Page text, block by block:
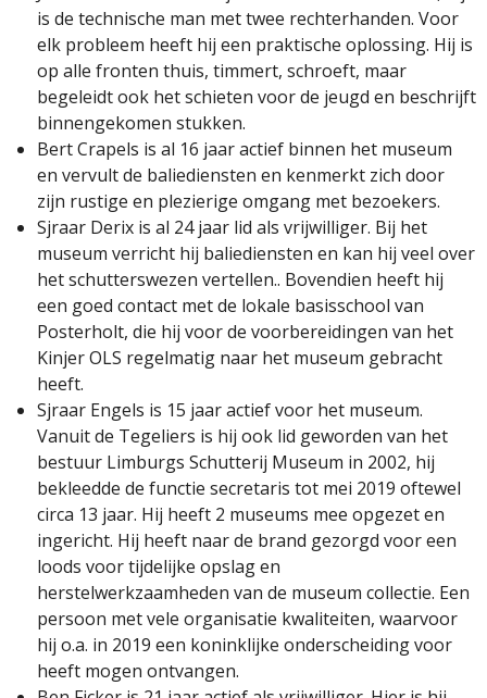
is de technische man met twee rechterhanden. Voor
elk probleem heeft hij een praktische oplossing. Hij is
op alle fronten thuis, timmert, schroeft, maar
begeleidt ook het schieten voor de jeugd en beschrijft
binnengekomen stukken.
Bert Crapels is al 16 jaar actief binnen het museum
en vervult de baliediensten en kenmerkt zich door
zijn rustige en plezierige omgang met bezoekers.
Sjraar Derix is al 24 jaar lid als vrijwilliger. Bij het
museum verricht hij baliediensten en kan hij veel over
het schutterswezen vertellen.. Bovendien heeft hij
een goed contact met de lokale basisschool van
Posterholt, die hij voor de voorbereidingen van het
Kinjer OLS regelmatig naar het museum gebracht
heeft.
Sjraar Engels is 15 jaar actief voor het museum.
Vanuit de Tegeliers is hij ook lid geworden van het
bestuur Limburgs Schutterij Museum in 2002, hij
bekleedde de functie secretaris tot mei 2019 oftewel
circa 13 jaar. Hij heeft 2 museums mee opgezet en
ingericht. Hij heeft naar de brand gezorgd voor een
loods voor tijdelijke opslag en
herstelwerkzaamheden van de museum collectie. Een
persoon met vele organisatie kwaliteiten, waarvoor
hij o.a. in 2019 een koninklijke onderscheiding voor
heeft mogen ontvangen.